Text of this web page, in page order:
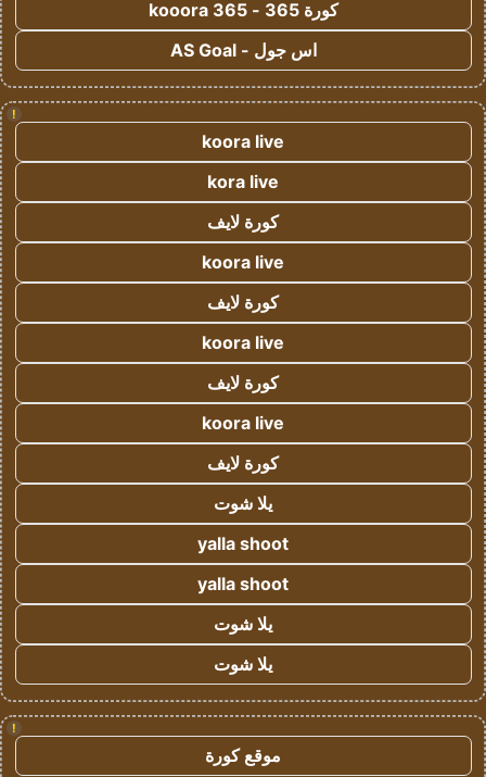
كورة 365 - kooora 365
اس جول - AS Goal
!
koora live
kora live
كورة لايف
koora live
كورة لايف
koora live
كورة لايف
koora live
كورة لايف
يلا شوت
yalla shoot
yalla shoot
يلا شوت
يلا شوت
!
موقع كورة